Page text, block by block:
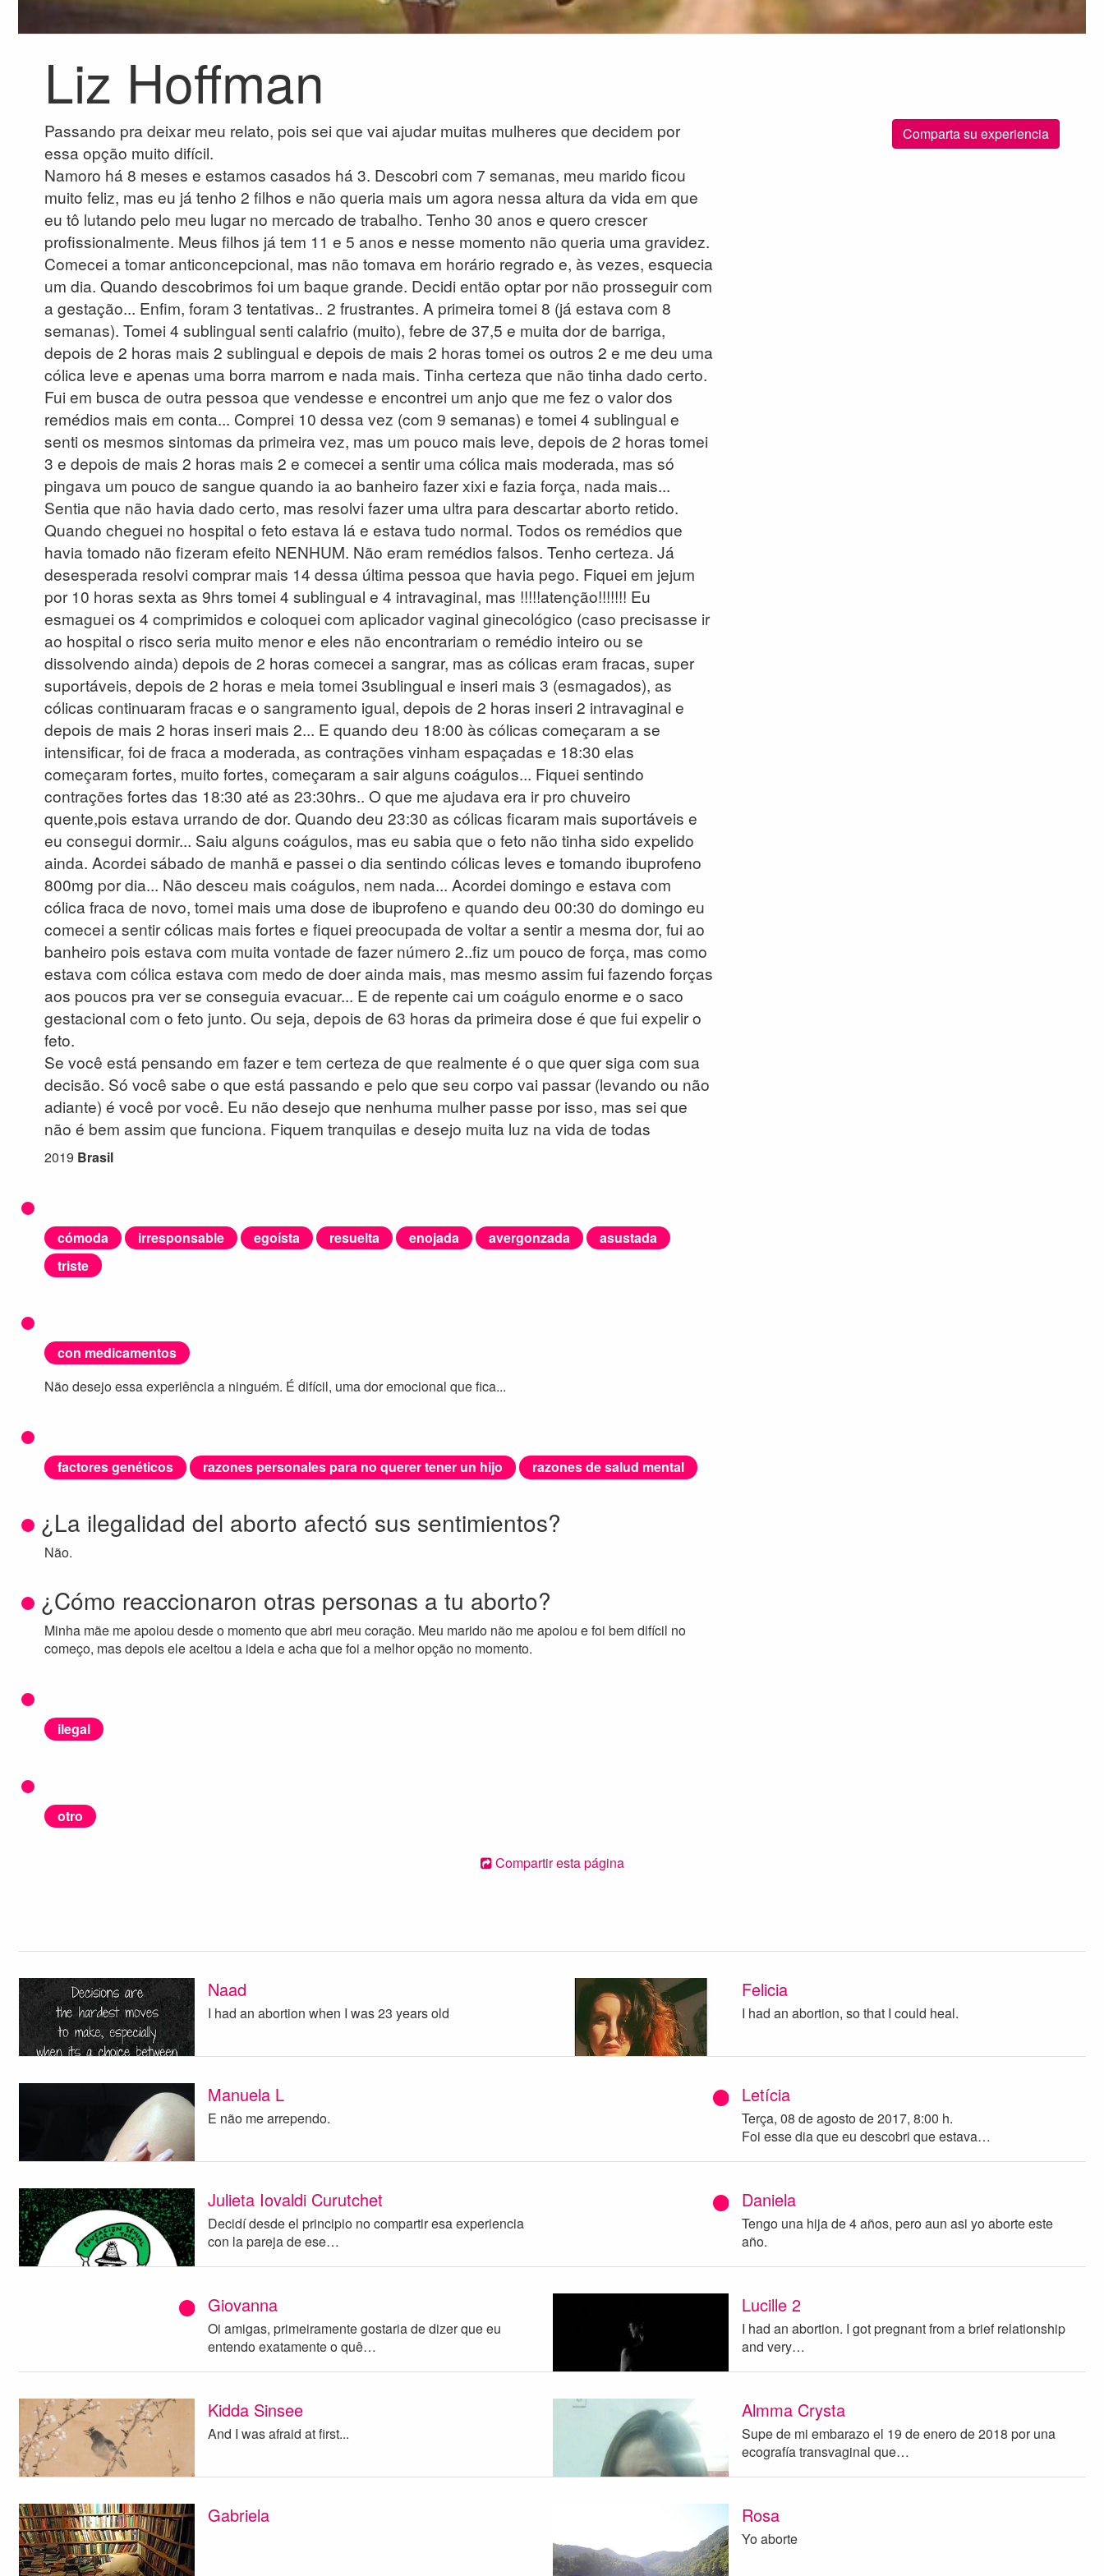
Liz Hoffman
Comparta su experiencia
Passando pra deixar meu relato, pois sei que vai ajudar muitas mulheres que decidem por
essa opção muito difícil.
Namoro há 8 meses e estamos casados há 3. Descobri com 7 semanas, meu marido ficou
muito feliz, mas eu já tenho 2 filhos e não queria mais um agora nessa altura da vida em que
eu tô lutando pelo meu lugar no mercado de trabalho. Tenho 30 anos e quero crescer
profissionalmente. Meus filhos já tem 11 e 5 anos e nesse momento não queria uma gravidez.
Comecei a tomar anticoncepcional, mas não tomava em horário regrado e, às vezes, esquecia
um dia. Quando descobrimos foi um baque grande. Decidi então optar por não prosseguir com
a gestação... Enfim, foram 3 tentativas.. 2 frustrantes. A primeira tomei 8 (já estava com 8
semanas). Tomei 4 sublingual senti calafrio (muito), febre de 37,5 e muita dor de barriga,
depois de 2 horas mais 2 sublingual e depois de mais 2 horas tomei os outros 2 e me deu uma
cólica leve e apenas uma borra marrom e nada mais. Tinha certeza que não tinha dado certo.
Fui em busca de outra pessoa que vendesse e encontrei um anjo que me fez o valor dos
remédios mais em conta... Comprei 10 dessa vez (com 9 semanas) e tomei 4 sublingual e
senti os mesmos sintomas da primeira vez, mas um pouco mais leve, depois de 2 horas tomei
3 e depois de mais 2 horas mais 2 e comecei a sentir uma cólica mais moderada, mas só
pingava um pouco de sangue quando ia ao banheiro fazer xixi e fazia força, nada mais...
Sentia que não havia dado certo, mas resolvi fazer uma ultra para descartar aborto retido.
Quando cheguei no hospital o feto estava lá e estava tudo normal. Todos os remédios que
havia tomado não fizeram efeito NENHUM. Não eram remédios falsos. Tenho certeza. Já
desesperada resolvi comprar mais 14 dessa última pessoa que havia pego. Fiquei em jejum
por 10 horas sexta as 9hrs tomei 4 sublingual e 4 intravaginal, mas !!!!!atenção!!!!!!! Eu
esmaguei os 4 comprimidos e coloquei com aplicador vaginal ginecológico (caso precisasse ir
ao hospital o risco seria muito menor e eles não encontrariam o remédio inteiro ou se
dissolvendo ainda) depois de 2 horas comecei a sangrar, mas as cólicas eram fracas, super
suportáveis, depois de 2 horas e meia tomei 3sublingual e inseri mais 3 (esmagados), as
cólicas continuaram fracas e o sangramento igual, depois de 2 horas inseri 2 intravaginal e
depois de mais 2 horas inseri mais 2... E quando deu 18:00 às cólicas começaram a se
intensificar, foi de fraca a moderada, as contrações vinham espaçadas e 18:30 elas
começaram fortes, muito fortes, começaram a sair alguns coágulos... Fiquei sentindo
contrações fortes das 18:30 até as 23:30hrs.. O que me ajudava era ir pro chuveiro
quente,pois estava urrando de dor. Quando deu 23:30 as cólicas ficaram mais suportáveis e
eu consegui dormir... Saiu alguns coágulos, mas eu sabia que o feto não tinha sido expelido
ainda. Acordei sábado de manhã e passei o dia sentindo cólicas leves e tomando ibuprofeno
800mg por dia... Não desceu mais coágulos, nem nada... Acordei domingo e estava com
cólica fraca de novo, tomei mais uma dose de ibuprofeno e quando deu 00:30 do domingo eu
comecei a sentir cólicas mais fortes e fiquei preocupada de voltar a sentir a mesma dor, fui ao
banheiro pois estava com muita vontade de fazer número 2..fiz um pouco de força, mas como
estava com cólica estava com medo de doer ainda mais, mas mesmo assim fui fazendo forças
aos poucos pra ver se conseguia evacuar... E de repente cai um coágulo enorme e o saco
gestacional com o feto junto. Ou seja, depois de 63 horas da primeira dose é que fui expelir o
feto.
Se você está pensando em fazer e tem certeza de que realmente é o que quer siga com sua
decisão. Só você sabe o que está passando e pelo que seu corpo vai passar (levando ou não
adiante) é você por você. Eu não desejo que nenhuma mulher passe por isso, mas sei que
não é bem assim que funciona. Fiquem tranquilas e desejo muita luz na vida de todas
2019 Brasil
cómoda irresponsable egoísta resuelta enojada avergonzada
asustada
triste
con medicamentos
Não desejo essa experiência a ninguém. É difícil, uma dor emocional que fica...
factores genéticos razones personales para no querer tener un hijo razones de salud mental
¿La ilegalidad del aborto afectó sus sentimientos?
Não.
¿Cómo reaccionaron otras personas a tu aborto?
Minha mãe me apoiou desde o momento que abri meu coração. Meu marido não me apoiou e foi bem difícil no
começo, mas depois ele aceitou a ideia e acha que foi a melhor opção no momento.
ilegal
otro
Compartir esta página
Naad
I had an abortion when I was 23 years old
Felicia
I had an abortion, so that I could heal.
Manuela L
E não me arrependo.
Letícia
Terça, 08 de agosto de 2017, 8:00 h.
Foi esse dia que eu descobri que estava…
Julieta Iovaldi Curutchet
Decidí desde el principio no compartir esa experiencia
con la pareja de ese…
Daniela
Tengo una hija de 4 años, pero aun asi yo aborte este
año.
Giovanna
Oi amigas, primeiramente gostaria de dizer que eu
entendo exatamente o quê…
Lucille 2
I had an abortion. I got pregnant from a brief relationship
and very…
Kidda Sinsee
And I was afraid at first...
Almma Crysta
Supe de mi embarazo el 19 de enero de 2018 por una
ecografía transvaginal que…
Gabriela Rosa
Yo aborte